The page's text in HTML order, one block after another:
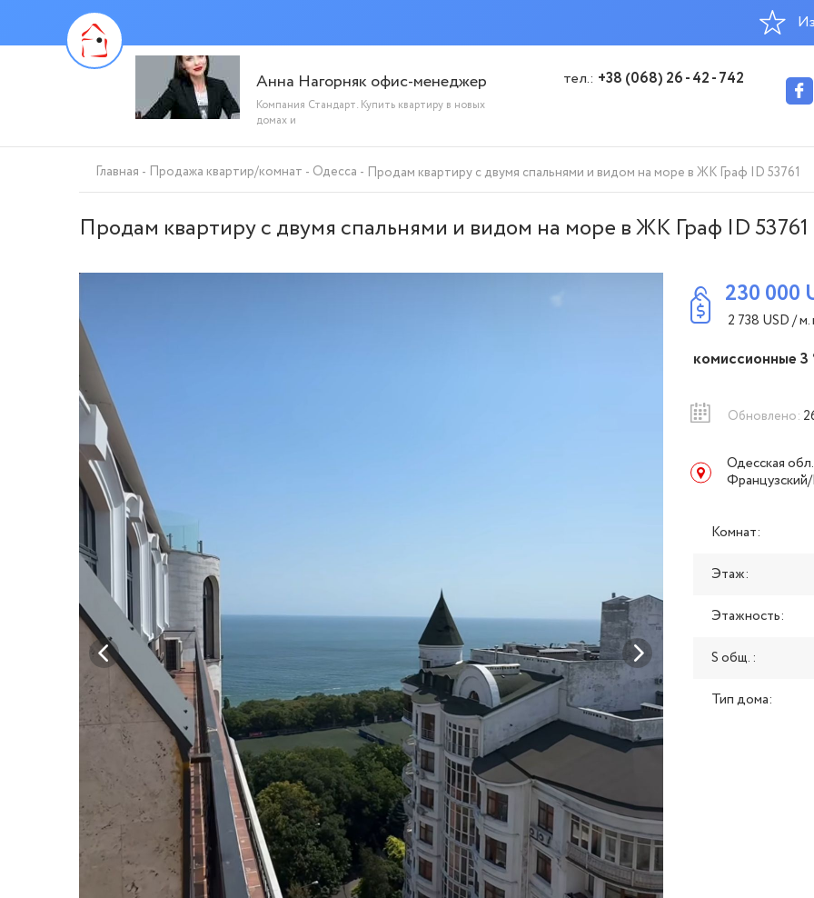
Анна Нагорняк офис-менеджер
Компания Стандарт. Купить квартиру в новых
домах и
тел.: +38 (068) 26 - 42 - 742
Главная Продажа квартир/комнат Одесса Продам квартиру с двумя спальнями и видом на море в ЖК Граф ID 53761
Продам квартиру с двумя спальнями и видом на море в ЖК Граф ID 53761
230 000
2 738 USD/ м.
комиссионные 3
Обновлено:
Одесская
Комнат:
Этаж:
Этажность:
S общ. :
Тип дома: